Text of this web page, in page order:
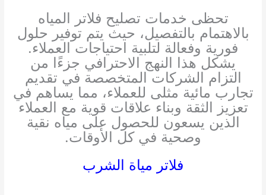
تحظى خدمات تصليح فلاتر المياه
بالاهتمام بالتفصيل، حيث يتم توفير حلول
فورية وفعالة لتلبية احتياجات العملاء.
يشكل هذا النهج الاحترافي جزءًا من
التزام الشركات المتخصصة في تقديم
تجارب مائية مثلى للعملاء، مما يساهم في
تعزيز الثقة وبناء علاقات قوية مع العملاء
الذين يسعون للحصول على مياه نقية
وصحية في كل الأوقات.
فلاتر مياة الشرب